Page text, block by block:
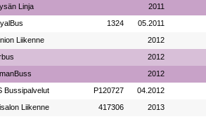
Linja 2011
1324 05.2011
Liikenne 2012
2012
2012
Bussipalvelut P120727 04.2012
Liikenne 417306 2013